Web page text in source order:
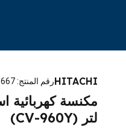
HITACHIرقم المنتج:
لتر (CV-960Y)